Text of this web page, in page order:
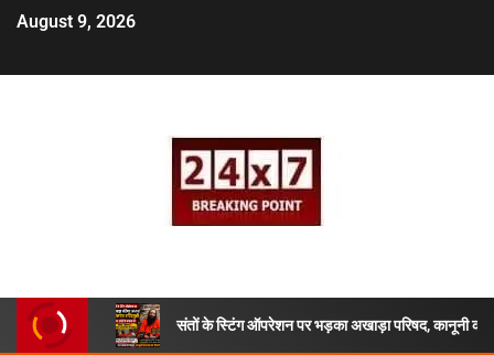
August 9, 2026
संतों के स्टिंग ऑपरेशन पर भड़का अखाड़ा परिषद, कानूनी